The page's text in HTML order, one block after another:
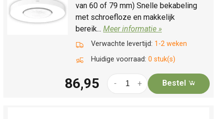
van 60 of 79 mm) Snelle bekabeling
met schroefloze en makkelijk
bereik... Meer informatie »
Verwachte levertijd: 1-2 weken
Huidige voorraad: 0 stuk(s)
86,95 +
- Bestel